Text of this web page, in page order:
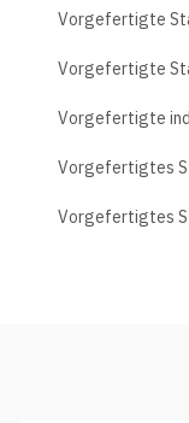
Vorgefertigte
Vorgefertigte
Vorgefertigte
Vorgefertigtes
Vorgefertigtes